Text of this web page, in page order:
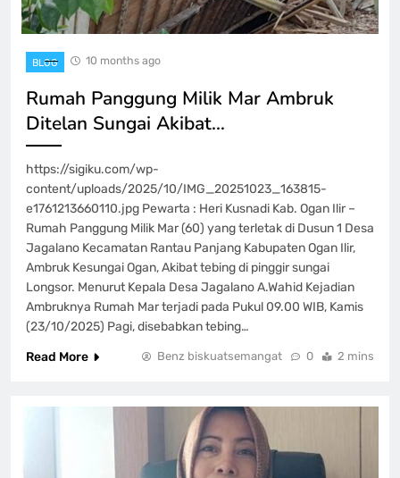
BLOG 10 months ago
Rumah Panggung Milik Mar Ambruk
Ditelan Sungai Akibat…
https://sigiku.com/wp-
content/uploads/2025/10/IMG_20251023_163815-
e1761213660110.jpg Pewarta : Heri Kusnadi Kab. Ogan Ilir –
Rumah Panggung Milik Mar (60) yang terletak di Dusun 1 Desa
Jagalano Kecamatan Rantau Panjang Kabupaten Ogan Ilir,
Ambruk Kesungai Ogan, Akibat tebing di pinggir sungai
Longsor. Menurut Kepala Desa Jagalano A.Wahid Kejadian
Ambruknya Rumah Mar terjadi pada Pukul 09.00 WIB, Kamis
(23/10/2025) Pagi, disebabkan tebing…
Read More
Benz biskuatsemangat 0 2 mins